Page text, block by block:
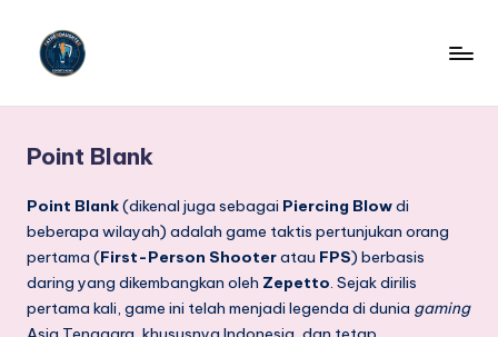
r
t
a
l
B
E-
Sport
Terkini
adalah
platform
berita
informasi
Point Blank
Point Blank(dikenal juga sebagai Piercing Blowdi
beberapa wilayah) adalah game taktis pertunjukan orang
pertama (First-Person Shooteratau FPS) berbasis
daring yang dikembangkan oleh Zepetto. Sejak dirilis
pertama kali, game ini telah menjadi legenda di dunia gaming